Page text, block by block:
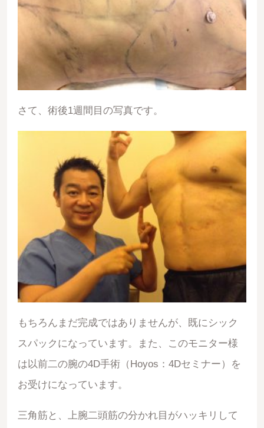
さて、術後1週間目の写真です。
もちろんまだ完成ではありませんが、既にシック
スパックになっています。また、このモニター様
は以前二の腕の4D手術（Hoyos：4Dセミナー）を
お受けになっています。
三角筋と、上腕二頭筋の分かれ目がハッキリして